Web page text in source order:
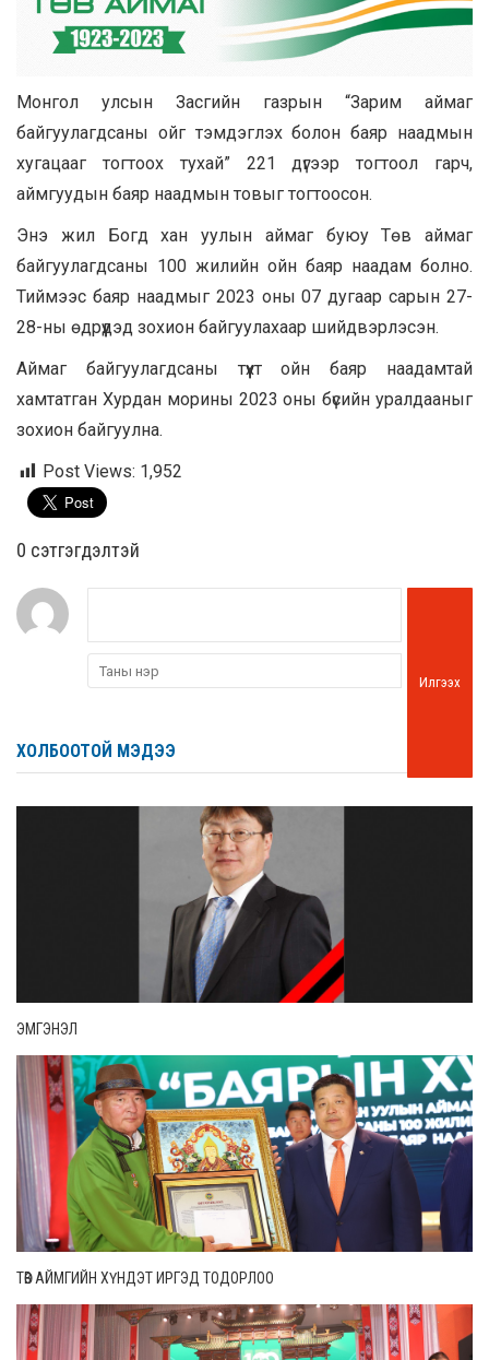
Монгол улсын Засгийн газрын “Зарим аймаг
байгуулагдсаны ойг тэмдэглэх болон баяр наадмын
хугацааг тогтоох тухай” 221 дүгээр тогтоол гарч,
аймгуудын баяр наадмын товыг тогтоосон.
Энэ жил Богд хан уулын аймаг буюу Төв аймаг
байгуулагдсаны 100 жилийн ойн баяр наадам болно.
Тиймээс баяр наадмыг 2023 оны 07 дугаар сарын 27-
28-ны өдрүүдэд зохион байгуулахаар шийдвэрлэсэн.
Аймаг байгуулагдсаны түүхт ойн баяр наадамтай
хамтатган Хурдан морины 2023 оны бүсийн уралдааныг
зохион байгуулна.
Post Views: 1,952
0 cэтгэгдэлтэй
Илгээх
ХОЛБООТОЙ МЭДЭЭ
ЭМГЭНЭЛ
ТӨВ АЙМГИЙН ХҮНДЭТ ИРГЭД ТОДОРЛОО